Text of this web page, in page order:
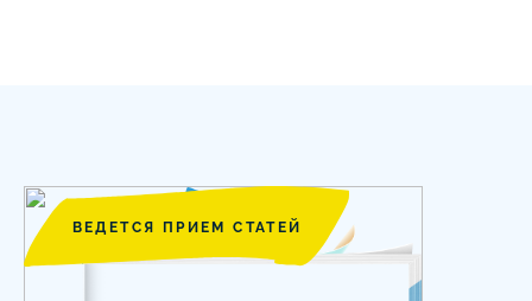
ВЕДЕТСЯ ПРИЕМ СТАТЕЙ